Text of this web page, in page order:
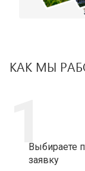
КАК МЫ
Выбираете
заявку